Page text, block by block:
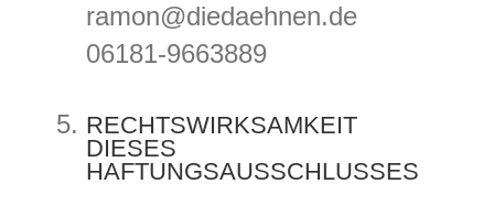
ramon@diedaehnen.de
06181-9663889
RECHTSWIRKSAMKEIT
DIESES
HAFTUNGSAUSSCHLUSSES